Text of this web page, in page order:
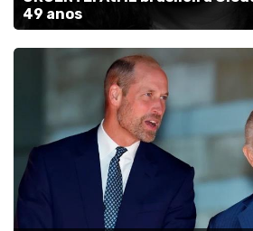
49 anos